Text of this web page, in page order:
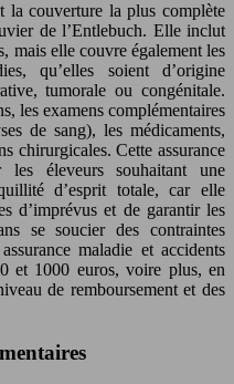
la couverture la plus complète
de l’Entlebuch. Elle inclut
mais elle couvre également les
qu’elles soient d’origine
tumorale ou congénitale.
les examens complémentaires
de sang), les médicaments,
chirurgicales. Cette assurance
les éleveurs souhaitant une
d’esprit totale, car elle
d’imprévus et de garantir les
se soucier des contraintes
maladie et accidents
et 1000 euros, voire plus, en
de remboursement et des